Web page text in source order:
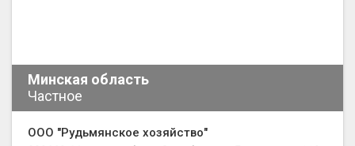
Минская область
Частное
ООО "Рудьмянское хозяйство"